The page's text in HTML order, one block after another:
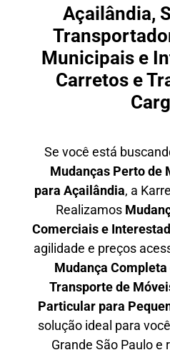
Açailândia,
Municipais e
Carretos e
Se você está
Mudanças Perto de
para Açailândia, a
Realizamos
Comerciais e
agilidade e preços
Mudança
Transporte de
Particular para
solução ideal para
Grande São Pauloe